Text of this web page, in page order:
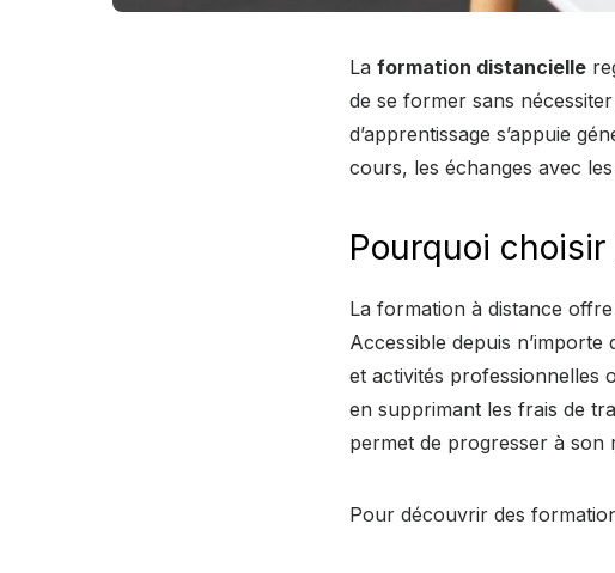
La formation distancielle
de se former sans
d’apprentissage s’appuie
cours, les échanges avec
Pourquoi
La formation à distance
Accessible depuis
et activités professionnelles
en supprimant les frais de
permet de progresser à son
Pour découvrir des